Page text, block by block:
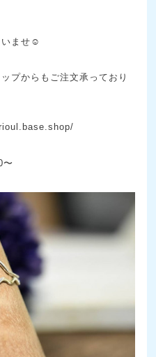
いませ☺️
プからもご注文承っており
〜